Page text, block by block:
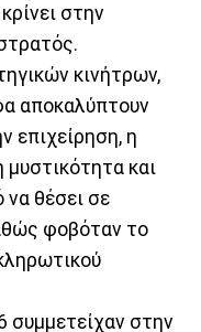
στην
κινήτρων,
αποκαλύπτουν
επιχείρηση, η
και
να θέσει σε
φοβόταν το
συμμετείχαν στην